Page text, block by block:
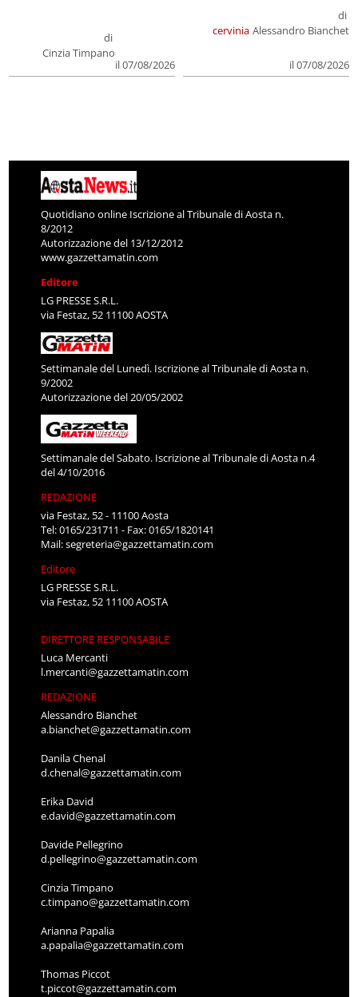
di
Cinzia Timpano
il 07/08/2026
cervinia
di
Alessandro Bianchet
il 07/08/2026
Quotidiano online Iscrizione al Tribunale di Aosta n.
8/2012
Autorizzazione del 13/12/2012
www.gazzettamatin.com
Editore
LG PRESSE S.R.L.
via Festaz, 52 11100 AOSTA
Settimanale del Lunedì. Iscrizione al Tribunale di Aosta n.
9/2002
Autorizzazione del 20/05/2002
Settimanale del Sabato. Iscrizione al Tribunale di Aosta n.4
del 4/10/2016
REDAZIONE
via Festaz, 52 - 11100 Aosta
Tel: 0165/231711 - Fax: 0165/1820141
Mail:segreteria@gazzettamatin.com
Editore
LG PRESSE S.R.L.
via Festaz, 52 11100 AOSTA
DIRETTORE RESPONSABILE
Luca Mercanti
l.mercanti@gazzettamatin.com
REDAZIONE
Alessandro Bianchet
a.bianchet@gazzettamatin.com
Danila Chenal
d.chenal@gazzettamatin.com
Erika David
e.david@gazzettamatin.com
Davide Pellegrino
d.pellegrino@gazzettamatin.com
Cinzia Timpano
c.timpano@gazzettamatin.com
Arianna Papalia
a.papalia@gazzettamatin.com
Thomas Piccot
t.piccot@gazzettamatin.com